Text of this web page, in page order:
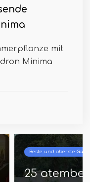
mit
Minima
Terrasse